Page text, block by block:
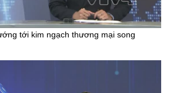
tới kim ngạch thương mại song